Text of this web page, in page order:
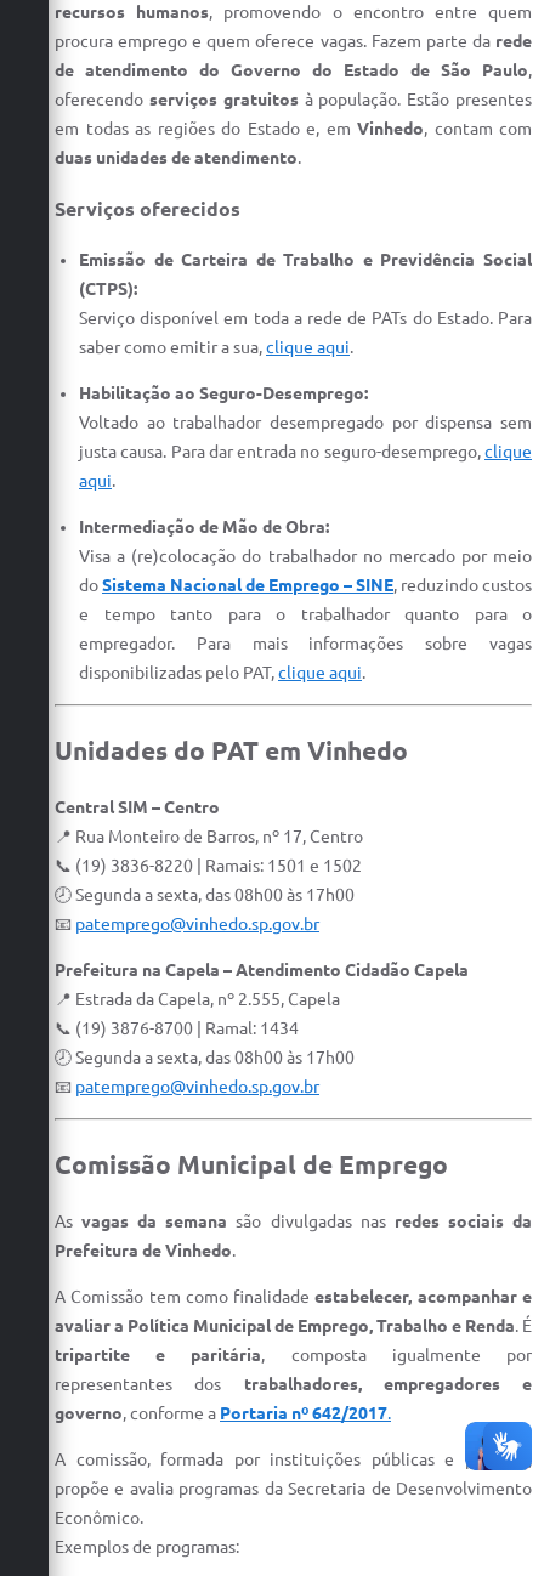
Convênios Terceiro Setor
Sistema de Protocolo
Poupatempo
Acesso à Informação
Contratos
Vinhedo
Audiências Públicas
Carta de Serviços
Arquivos para Download
Galeria de Vídeos
Contas Públicas
Links Úteis
recursos humanos, promovendo o encontro entre quem
procura emprego e quem oferece vagas. Fazem parte da rede
de atendimento do Governo do Estado de São Paulo,
oferecendo serviços gratuitosà população. Estão presentes
em todas as regiões do Estado e, em Vinhedo, contam com
duas unidades de atendimento.
Serviços oferecidos
Emissão de Carteira de Trabalho e Previdência Social
(CTPS):
Serviço disponível em toda a rede de PATs do Estado. Para
saber como emitir a sua,clique aqui.
Habilitação ao Seguro-Desemprego:
Voltado ao trabalhador desempregado por dispensa sem
justa causa. Para dar entrada no seguro-desemprego,clique
aqui.
Intermediação de Mão de Obra:
Visa a (re)colocação do trabalhador no mercado por meio
doSistema Nacional de Emprego – SINE, reduzindo custos
e tempo tanto para o trabalhador quanto para o
empregador. Para mais informações sobre vagas
disponibilizadas pelo PAT,clique aqui.
Unidades do PAT em Vinhedo
Central SIM – Centro
📍 Rua Monteiro de Barros, nº 17, Centro
📞 (19) 3836-8220 | Ramais: 1501 e 1502
🕗 Segunda a sexta, das 08h00 às 17h00
📧 patemprego@vinhedo.sp.gov.br
Prefeitura na Capela – Atendimento Cidadão Capela
📍 Estrada da Capela, nº 2.555, Capela
📞 (19) 3876-8700 | Ramal: 1434
🕗 Segunda a sexta, das 08h00 às 17h00
📧 patemprego@vinhedo.sp.gov.br
Comissão Municipal de Emprego
Asvagas da semana são divulgadas nas redes sociais da
Prefeitura de Vinhedo.
A Comissão tem como finalidadeestabelecer, acompanhar e
avaliar a Política Municipal de Emprego, Trabalho e Renda. É
tripartite e paritária, composta igualmente por
representantes dos trabalhadores, empregadores e
governo, conforme a Portaria nº 642/2017.
A comissão, formada por instituições públicas e privadas,
propõe e avalia programas da Secretaria de Desenvolvimento
Econômico.
Exemplos de programas: